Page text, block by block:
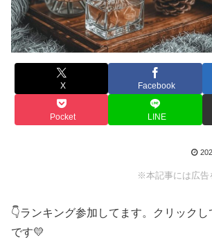
X Facebook
Pocket LINE
※本記事には広告
👇ランキング参加してます。クリック
です💛